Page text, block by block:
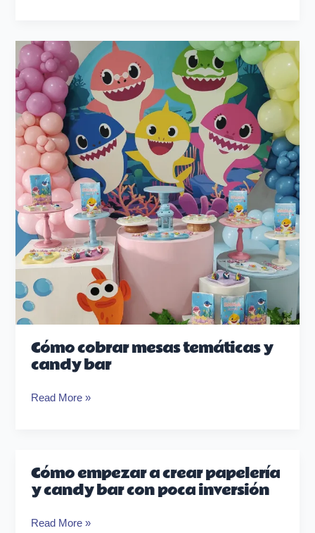
Cómo cobrar mesas temáticas y
candy bar
Cómo
cobrar
mesas
temáticas
y
candy
bar
Read More »
Cómo empezar a crear papelería
y candy bar con poca inversión
Cómo
empezar
crear
Read More »